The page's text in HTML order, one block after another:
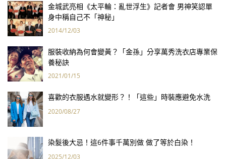
金城武亮相《太平輪：亂世浮生》記者會 男神笑認單
身中稱自己不「神秘」
2014/12/03
服裝收納為何會變黃？「金孫」分享萬秀洗衣店專業保
養秘訣
2021/01/15
喜歡的衣服遇水就變形？！「這些」時裝應避免水洗
2020/08/27
染髮後大忌！這6件事千萬別做 做了等於白染！
2025/12/03